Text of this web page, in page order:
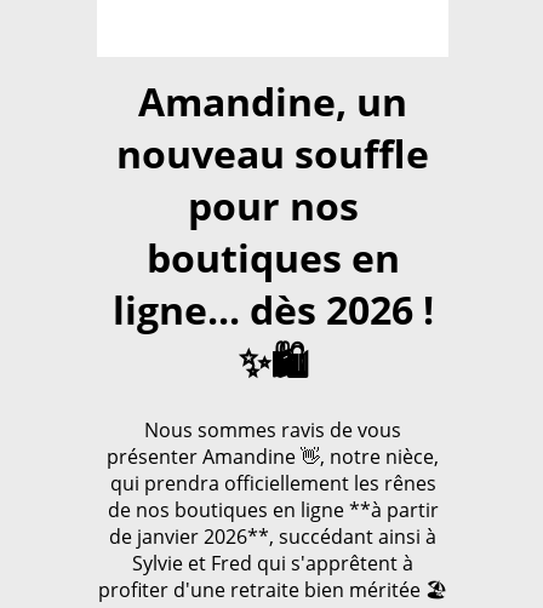
Amandine, un
nouveau souffle
pour nos
boutiques en
ligne... dès 2026 !
✨🛍️
Nous sommes ravis de vous
présenter Amandine 👋, notre nièce,
qui prendra officiellement les rênes
de nos boutiques en ligne **à partir
de janvier 2026**, succédant ainsi à
Sylvie et Fred qui s'apprêtent à
profiter d'une retraite bien méritée 🏖️